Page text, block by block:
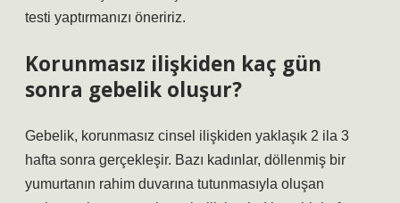
testi yaptırmanızı öneririz.
Korunmasız ilişkiden kaç gün
sonra gebelik oluşur?
Gebelik, korunmasız cinsel ilişkiden yaklaşık 2 ila 3
hafta sonra gerçekleşir. Bazı kadınlar, döllenmiş bir
yumurtanın rahim duvarına tutunmasıyla oluşan